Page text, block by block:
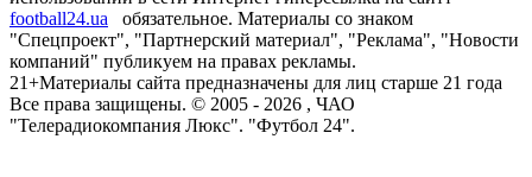
football24.ua
обязательное. Материалы со знаком
"Спецпроект", "Партнерский материал", "Реклама", "Новости
компаний" публикуем на правах рекламы.
21+Материалы сайта предназначены для лиц старше 21 года
Все права защищены. © 2005 - 2026 , ЧАО
"Телерадиокомпания Люкс". "Футбол 24".